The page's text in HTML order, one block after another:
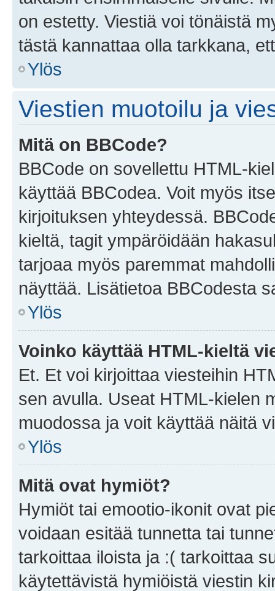
on estetty. Viestiä voi tönäistä
tästä kannattaa olla tarkkana,
Ylös
Viestien muotoilu ja
Mitä on BBCode?
BBCode on sovellettu HTML-
käyttää BBCodea. Voit myös
kirjoituksen yhteydessä.
kieltä, tagit ympäröidään
tarjoaa myös paremmat
näyttää. Lisätietoa BBCodesta
Ylös
Voinko käyttää HTML-kieltä
Et. Et voi kirjoittaa viesteihin
sen avulla. Useat HTML-kielen
muodossa ja voit käyttää näitä
Ylös
Mitä ovat hymiöt?
Hymiöt tai emootio-ikonit ovat
voidaan esitää tunnetta tai
tarkoittaa iloista ja :( tarkoittaa
käytettävistä hymiöistä viestin